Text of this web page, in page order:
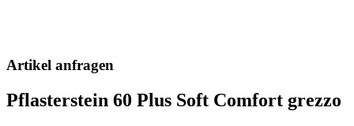
Artikel anfragen
Pflasterstein 60 Plus Soft Comfort grezzo